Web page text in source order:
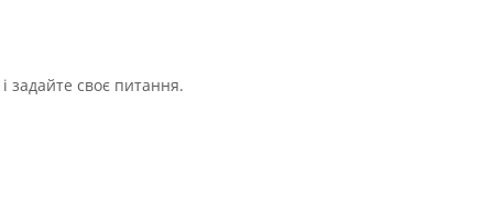
задайте своє питання.